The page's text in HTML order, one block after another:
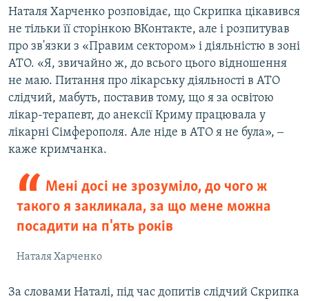
Наталя Харченко розповідає, що Скрипка цікавився
не тільки її сторінкою ВКонтакте, але і розпитував
про зв'язки з «Правим сектором» і діяльністю в зоні
АТО. «Я, звичайно ж, до всього цього відношення
не маю. Питання про лікарську діяльності в АТО
слідчий, мабуть, поставив тому, що я за освітою
лікар-терапевт, до анексії Криму працювала у
лікарні Сімферополя. Але ніде в АТО я не була», ‒
каже кримчанка.
Мені досі не зрозуміло, до чого ж
такого я закликала, за що мене можна
посадити на п'ять років
Наталя Харченко
За словами Наталі, під час допитів слідчий Скрипка